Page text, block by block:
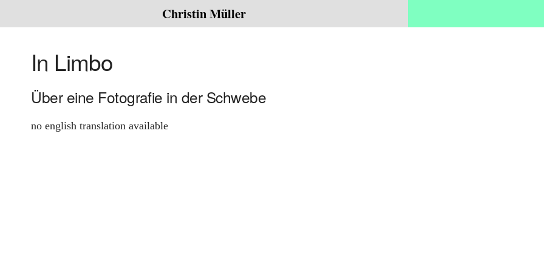
Christin Müller
In Limbo
Über eine Fotografie in der Schwebe
no english translation available